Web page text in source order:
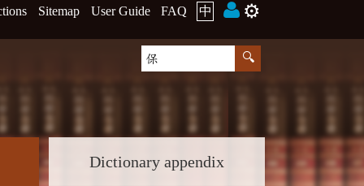
Sitemap User Guide FAQ 中 ⚙️
Dictionary appendix